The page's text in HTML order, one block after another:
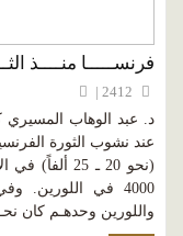
فرنســـــا منــــذ
د. عبد الوهاب المسيري
4000 في
واللورين وحدهـم كان نحـو 40